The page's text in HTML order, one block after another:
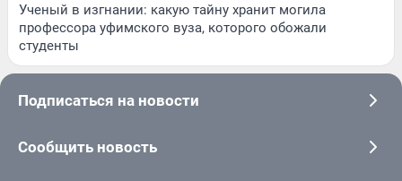
Ученый в изгнании: какую тайну хранит могила
профессора уфимского вуза, которого обожали
студенты
Подписаться на новости
Сообщить новость